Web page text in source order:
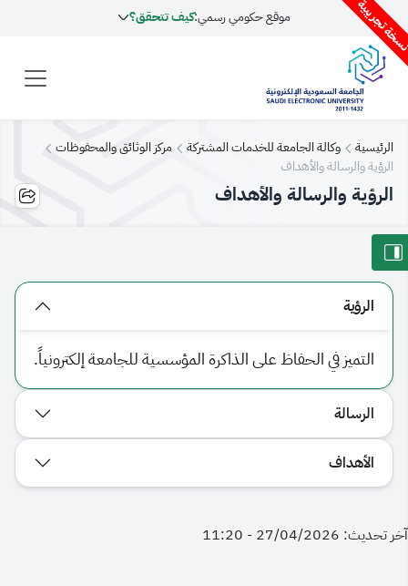
تجريبية موقع حكومي رسمي:كيف تتحقق؟
الرئيسية وكالة الجامعة للخدمات المشتركة
مركز الوثائق والمحفوظات
الرؤية والرسالة والأهداف
الرؤية والرسالة والأهداف
الرؤية
التميز في الحفاظ على الذاكرة المؤسسية للجامعة إلكترونياً.
الرسالة
الأهداف
آخر تحديث: 27/04/2026 - 11:20